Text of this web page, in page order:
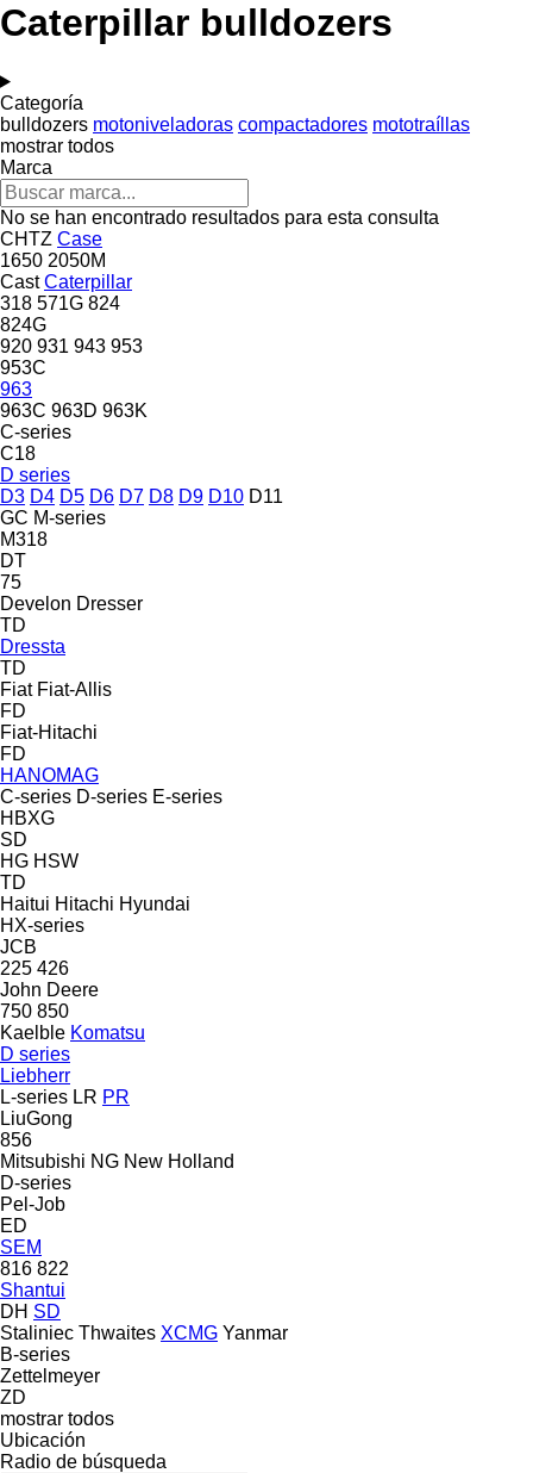
Caterpillar bulldozers
Categoría
bulldozers motoniveladoras compactadores mototraíllas
mostrar todos
Marca
No se han encontrado resultados para esta consulta
CHTZ Case
1650 2050M
Cast Caterpillar
318 571G 824
824G
920 931 943 953
953C
963
963C 963D 963K
C-series
C18
D series
D3 D4 D5 D6 D7 D8 D9 D10 D11
GC M-series
M318
DT
75
Develon Dresser
TD
Dressta
TD
Fiat Fiat-Allis
FD
Fiat-Hitachi
FD
HANOMAG
C-series D-series E-series
HBXG
SD
HG HSW
TD
Haitui Hitachi Hyundai
HX-series
JCB
225 426
John Deere
750 850
Kaelble Komatsu
D series
Liebherr
L-series LR PR
LiuGong
856
Mitsubishi NG New Holland
D-series
Pel-Job
ED
SEM
816 822
Shantui
DH SD
Staliniec Thwaites XCMG Yanmar
B-series
Zettelmeyer
ZD
mostrar todos
Ubicación
Radio de búsqueda